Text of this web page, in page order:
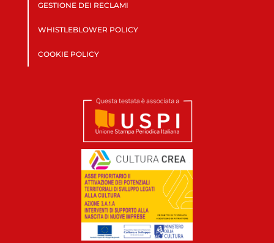
GESTIONE DEI RECLAMI
WHISTLEBLOWER POLICY
COOKIE POLICY